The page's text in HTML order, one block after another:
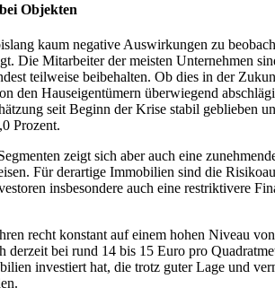
Objekten
kaum negative Auswirkungen zu
Mitarbeiter der meisten Unternehmen
teilweise beibehalten. Ob dies in der
Hauseigentümern überwiegend
seit Beginn der Krise stabil geblieben
Prozent.
zeigt sich aber auch eine
Für derartige Immobilien sind die
insbesondere auch eine restriktivere
recht konstant auf einem hohen Niveau
bei rund 14 bis 15 Euro pro
investiert hat, die trotz guter Lage und